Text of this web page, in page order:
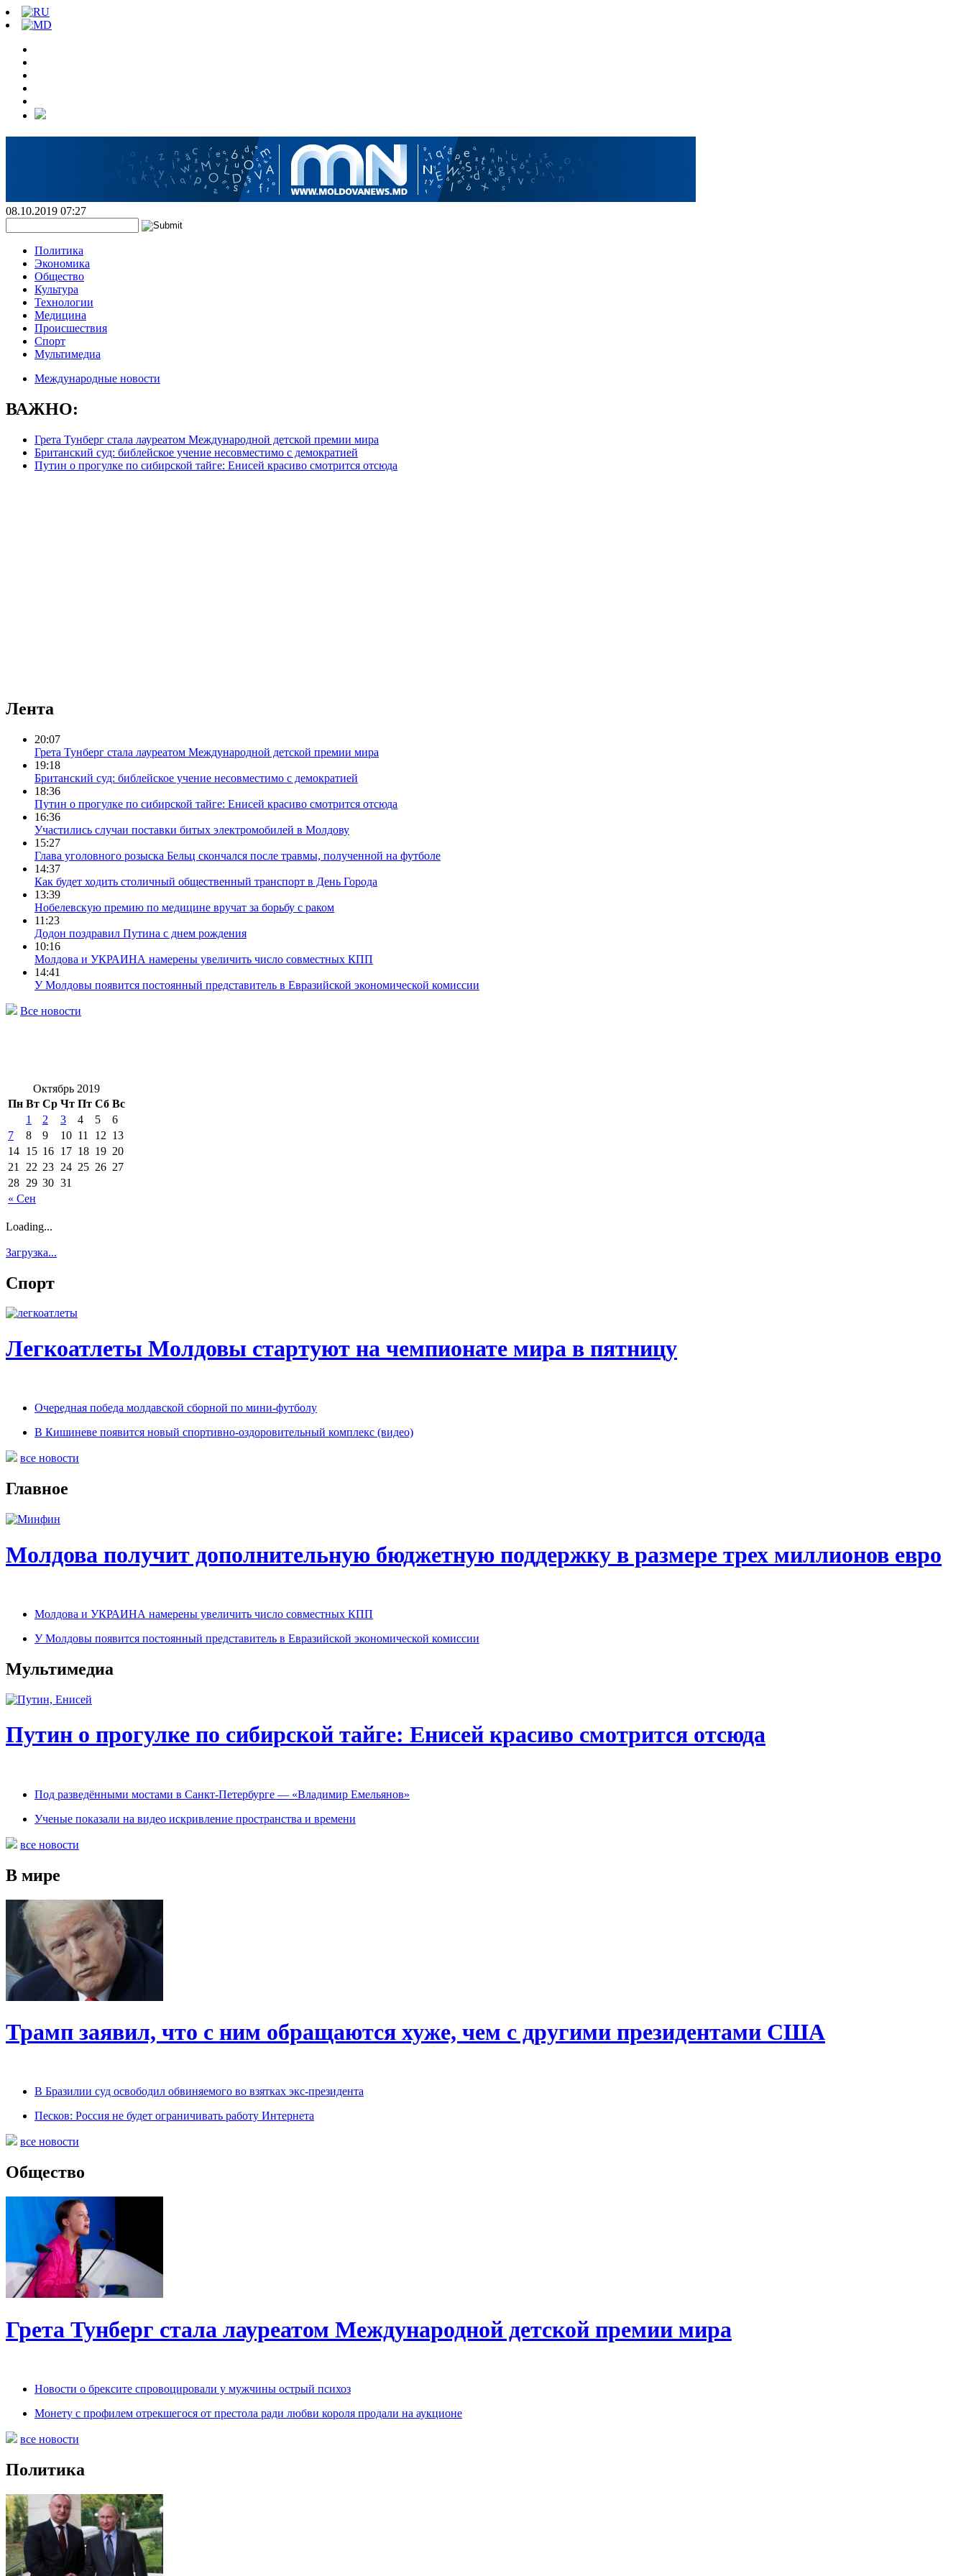
08.10.2019 07:27
Политика
Экономика
Общество
Культура
Технологии
Медицина
Происшествия
Спорт
Мультимедиа
Международные новости
ВАЖНО:
Грета Тунберг стала лауреатом Международной детской премии мира
Британский суд: библейское учение несовместимо с демократией
Путин о прогулке по сибирской тайге: Енисей красиво смотрится отсюда
Лента
20:07
Грета Тунберг стала лауреатом Международной детской премии мира
19:18
Британский суд: библейское учение несовместимо с демократией
18:36
Путин о прогулке по сибирской тайге: Енисей красиво смотрится отсюда
16:36
Участились случаи поставки битых электромобилей в Молдову
15:27
Глава уголовного розыска Бельц скончался после травмы, полученной на футболе
14:37
Как будет ходить столичный общественный транспорт в День Города
13:39
Нобелевскую премию по медицине вручат за борьбу с раком
11:23
Додон поздравил Путина с днем рождения
10:16
Молдова и УКРАИНА намерены увеличить число совместных КПП
14:41
У Молдовы появится постоянный представитель в Евразийской экономической комиссии
Все новости
Октябрь 2019
Пн Вт Ср Чт Пт Сб Вс
« Сен
1 2 3 4 5
6
7
8 9 10 11 12 13
14 15 16 17 18 19 20
21
22 23 24 25 26 27
28 29 30 31
Loading...
Загрузка...
Спорт
Легкоатлеты Молдовы стартуют на чемпионате мира в пятницу
Очередная победа молдавской сборной по мини-футболу
В Кишиневе появится новый спортивно-оздоровительный комплекс (видео)
все новости
Главное
Молдова получит дополнительную бюджетную поддержку в размере трех миллионов евро
Молдова и УКРАИНА намерены увеличить число совместных КПП
У Молдовы появится постоянный представитель в Евразийской экономической комиссии
Мультимедиа
Путин о прогулке по сибирской тайге: Енисей красиво смотрится отсюда
Под разведёнными мостами в Санкт-Петербурге — «Владимир Емельянов»
Ученые показали на видео искривление пространства и времени
все новости
В мире
Трамп заявил, что с ним обращаются хуже, чем с другими президентами США
В Бразилии суд освободил обвиняемого во взятках экс-президента
Песков: Россия не будет ограничивать работу Интернета
все новости
Общество
Грета Тунберг стала лауреатом Международной детской премии мира
Новости о брексите спровоцировали у мужчины острый психоз
Монету с профилем отрекшегося от престола ради любви короля продали на аукционе
все новости
Политика